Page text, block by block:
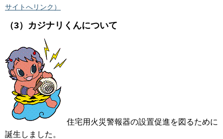
サイトへリンク）
（3）カジナリくんについて
住宅用火災警報器の設置促進を図るために
誕生しました。